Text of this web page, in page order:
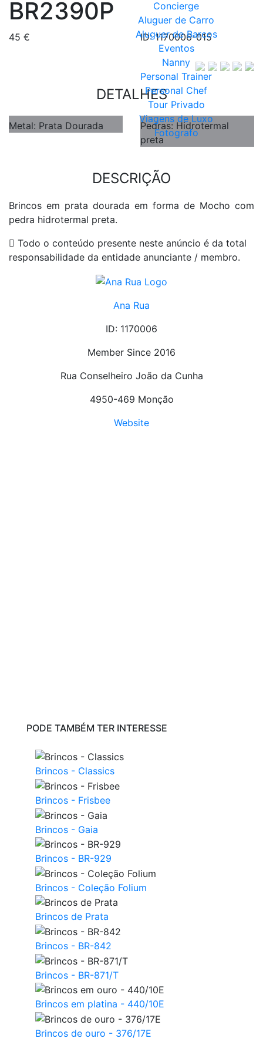
Concierge
Aluguer de Carro
Aluguer de Barcos
Eventos
Nanny
Personal Trainer
Personal Chef
Tour Privado
Viagens de Luxo
Fotografo
BR2390P
45 € ID: 1170006-015
DETALHES
Metal: Prata Dourada
Pedras: Hidrotermal
preta
DESCRIÇÃO
Brincos em prata dourada em forma de Mocho com
pedra hidrotermal preta.
Todo o conteúdo presente neste anúncio é da total
responsabilidade da entidade anunciante / membro.
Ana Rua
ID: 1170006
Member Since 2016
Rua Conselheiro João da Cunha
4950-469 Monção
Website
PODE TAMBÉM TER INTERESSE
Brincos - Classics
Brincos - Frisbee
Brincos - Gaia
Brincos - BR-929
Brincos - Coleção Folium
Brincos de Prata
Brincos - BR-842
Brincos - BR-871/T
Brincos em platina - 440/10E
Brincos de ouro - 376/17E